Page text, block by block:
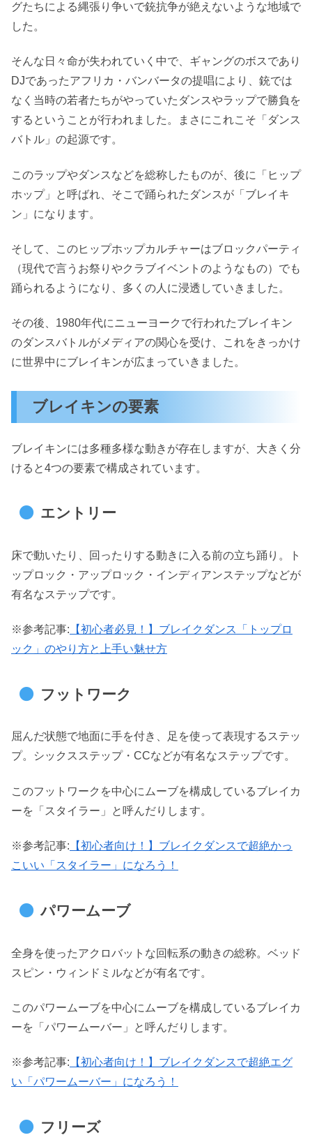
グたちによる縄張り争いで銃抗争が絶えないような地域で
した。
そんな日々命が失われていく中で、ギャングのボスであり
DJであったアフリカ・バンバータの提唱により、銃では
なく当時の若者たちがやっていたダンスやラップで勝負を
するということが行われました。まさにこれこそ「ダンス
バトル」の起源です。
このラップやダンスなどを総称したものが、後に「ヒップ
ホップ」と呼ばれ、そこで踊られたダンスが「ブレイキ
ン」になります。
そして、このヒップホップカルチャーはブロックパーティ
（現代で言うお祭りやクラブイベントのようなもの）でも
踊られるようになり、多くの人に浸透していきました。
その後、1980年代にニューヨークで行われたブレイキン
のダンスバトルがメディアの関心を受け、これをきっかけ
に世界中にブレイキンが広まっていきました。
ブレイキンの要素
ブレイキンには多種多様な動きが存在しますが、大きく分
けると4つの要素で構成されています。
エントリー
床で動いたり、回ったりする動きに入る前の立ち踊り。ト
ップロック・アップロック・インディアンステップなどが
有名なステップです。
※参考記事: 【初心者必見！】ブレイクダンス「トップロ
ック」のやり方と上手い魅せ方
フットワーク
屈んだ状態で地面に手を付き、足を使って表現するステッ
プ。シックスステップ・CCなどが有名なステップです。
このフットワークを中心にムーブを構成しているブレイカ
ーを「スタイラー」と呼んだりします。
※参考記事: 【初心者向け！】ブレイクダンスで超絶かっ
こいい「スタイラー」になろう！
パワームーブ
全身を使ったアクロバットな回転系の動きの総称。ベッド
スピン・ウィンドミルなどが有名です。
このパワームーブを中心にムーブを構成しているブレイカ
ーを「パワームーバー」と呼んだりします。
※参考記事: 【初心者向け！】ブレイクダンスで超絶エグ
い「パワームーバー」になろう！
フリーズ